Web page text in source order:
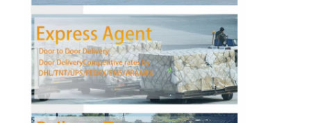
Dostawa DDP z Chin
ekspresowa WYSYŁKA
Transport kolejowy
Wyślij do Amazonu